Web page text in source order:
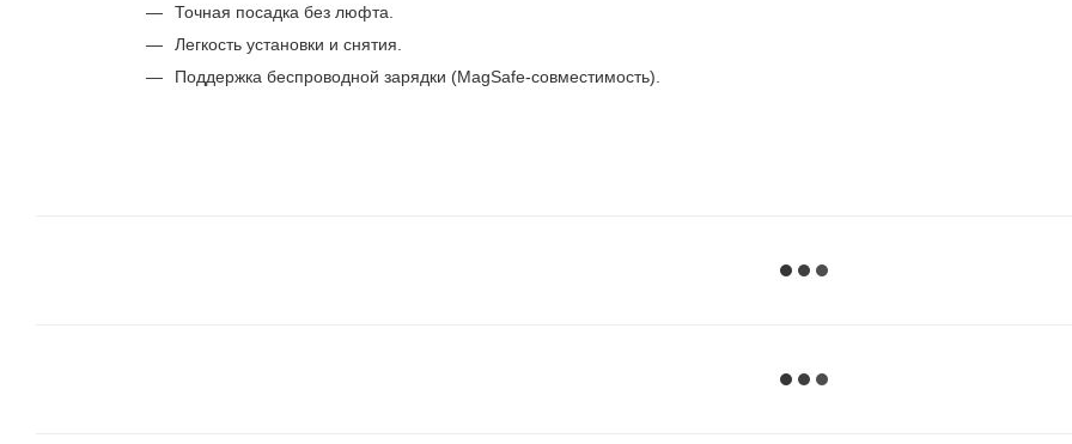
Точная посадка без люфта.
Легкость установки и снятия.
Поддержка беспроводной зарядки (MagSafe-совместимость).